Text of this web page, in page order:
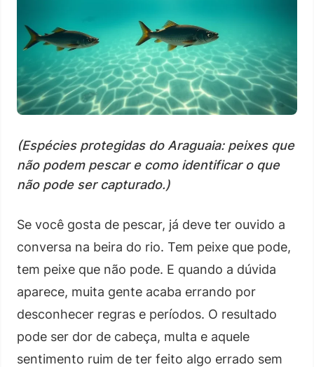
(Espécies protegidas do Araguaia: peixes que
não podem pescar e como identificar o que
não pode ser capturado.)
Se você gosta de pescar, já deve ter ouvido a
conversa na beira do rio. Tem peixe que pode,
tem peixe que não pode. E quando a dúvida
aparece, muita gente acaba errando por
desconhecer regras e períodos. O resultado
pode ser dor de cabeça, multa e aquele
sentimento ruim de ter feito algo errado sem